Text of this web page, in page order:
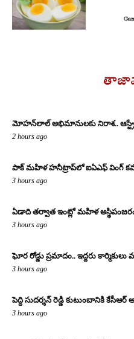
మోహన్‌లాల్ అభిమానులకు నిరాశ..
2 hours ago
పాక్ మహిళ హనీట్రాప్‌లో ఐఏఎఫ్ వింగ్
3 hours ago
ఏడాది తర్వాత ఇంట్లో మహిళ
3 hours ago
ఘోర రోడ్డు ప్రమాదం.. ఇద్దరు
3 hours ago
పెద్ది సుదర్శన్ రెడ్డి కుటుంబానికి కేసీఆర్
3 hours ago